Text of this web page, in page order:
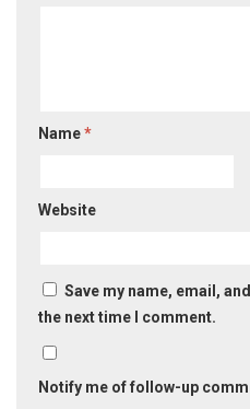
Name*
Website
Save my name, email,
the next time I comment.
Notify me of follow-up